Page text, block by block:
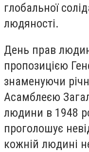
глобальної
людяності.
День прав
пропозицією
знаменуючи
Асамблеєю
людини в 1948
проголошує
кожній людині